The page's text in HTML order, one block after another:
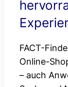
FACT-
Online-
– auch